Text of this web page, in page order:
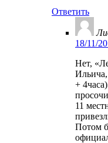
Ответить
18/11/
Нет,
+
11
Потом